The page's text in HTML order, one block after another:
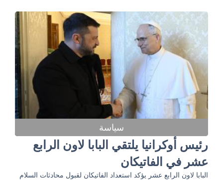
سياسة
رئيس أوكرانيا يلتقي البابا لاون الرابع
عشر في الفاتيكان
البابا لاون الرابع عشر يؤكد استعداد الفاتيكان لقبول محادثات السلام